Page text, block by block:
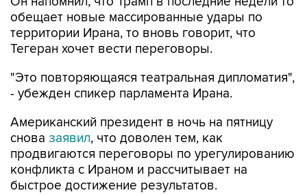
обещает новые массированные удары по
территории Ирана, то вновь говорит, что
Тегеран хочет вести переговоры.
"Это повторяющаяся театральная дипломатия",
- убежден спикер парламента Ирана.
Американский президент в ночь на пятницу
снова заявил, что доволен тем, как
продвигаются переговоры по урегулированию
конфликта с Ираном и рассчитывает на
быстрое достижение результатов.